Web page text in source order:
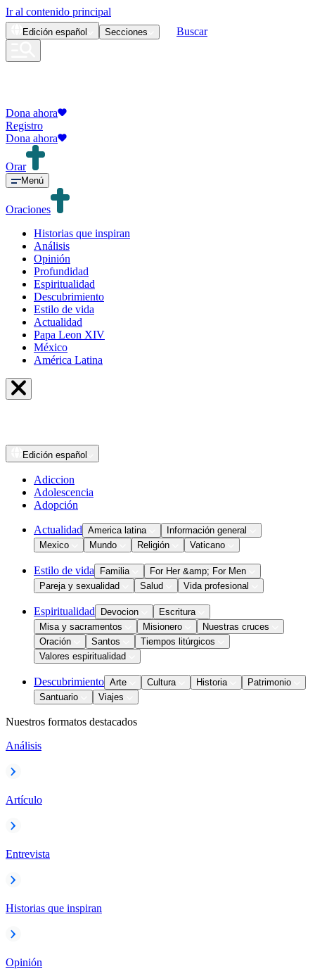
Ir al contenido principal
Edición español Secciones Buscar
Dona ahora
Registro
Dona ahora
Orar
Menú
Oraciones
Historias que inspiran
Análisis
Opinión
Profundidad
Espiritualidad
Descubrimiento
Estilo de vida
Actualidad
Papa Leon XIV
México
América Latina
Edición español
Adiccion
Adolescencia
Adopción
Actualidad America latina
Información general
Mexico
Mundo Religión Vaticano
Estilo de vida Familia
For Her &amp; For Men
Pareja y sexualidad
Salud Vida profesional
Espiritualidad Devocion
Escritura
Misa y sacramentos
Misionero
Nuestras cruces
Oración
Santos
Tiempos litúrgicos
Valores espiritualidad
Descubrimiento Arte Cultura Historia
Patrimonio
Santuario
Viajes
Nuestros formatos destacados
Análisis
Artículo
Entrevista
Historias que inspiran
Opinión